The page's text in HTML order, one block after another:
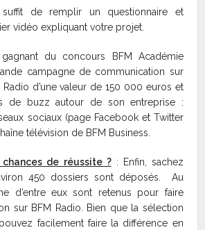
de remplir un questionnaire et
vidéo expliquant votre projet.
du concours BFM Académie
campagne de communication sur
d’une valeur de 150 000 euros et
de buzz autour de son entreprise :
sociaux (page Facebook et Twitter
télévision de BFM Business.
de réussite ?: Enfin, sachez
450 dossiers sont déposés. Au
d’entre eux sont retenus pour faire
sur BFM Radio. Bien que la sélection
facilement faire la différence en